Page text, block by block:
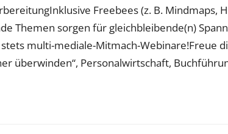
Freebees (z. B. Mindmaps,
Themen sorgen für gleichbleibende(n)
multi-mediale-Mitmach-Webinare!Freue
überwinden“, Personalwirtschaft,